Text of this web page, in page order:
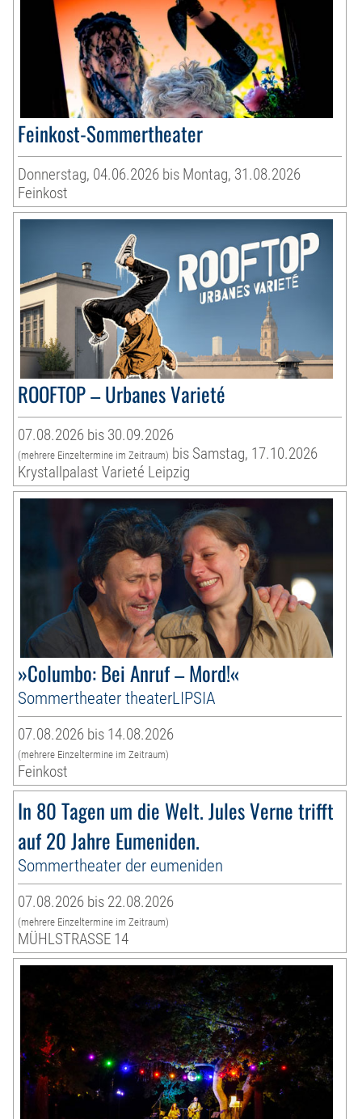
Feinkost-Sommertheater
Donnerstag, 04.06.2026 bis Montag, 31.08.2026
Feinkost
ROOFTOP – Urbanes Varieté
07.08.2026 bis 30.09.2026
(mehrere Einzeltermine im Zeitraum) bis Samstag, 17.10.2026
Krystallpalast Varieté Leipzig
»Columbo: Bei Anruf – Mord!«
Sommertheater theaterLIPSIA
07.08.2026 bis 14.08.2026
(mehrere Einzeltermine im Zeitraum)
Feinkost
In 80 Tagen um die Welt. Jules Verne trifft
auf 20 Jahre Eumeniden.
Sommertheater der eumeniden
07.08.2026 bis 22.08.2026
(mehrere Einzeltermine im Zeitraum)
MÜHLSTRASSE 14